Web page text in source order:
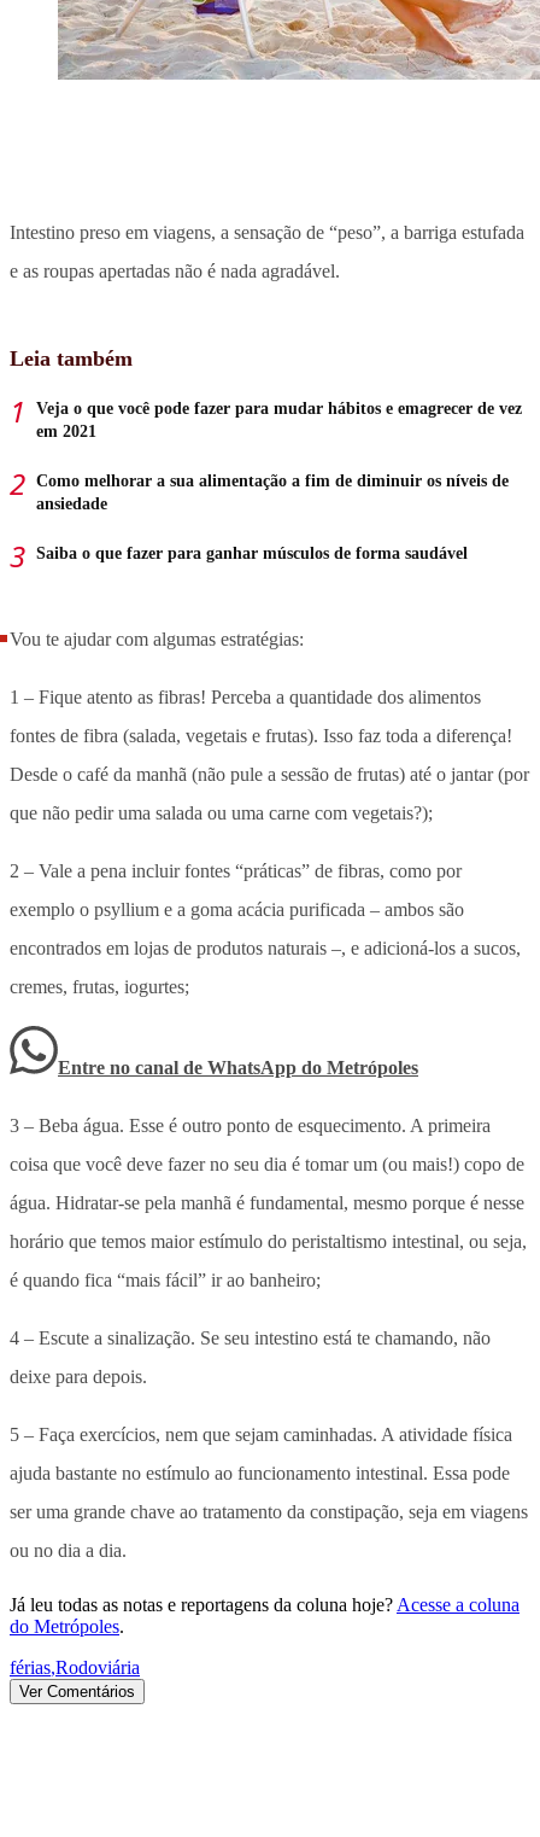
Intestino preso em viagens, a sensação de “peso”, a barriga estufada
e as roupas apertadas não é nada agradável.
Leia também
Veja o que você pode fazer para mudar hábitos e emagrecer de vez
em 2021
Como melhorar a sua alimentação a fim de diminuir os níveis de
ansiedade
Saiba o que fazer para ganhar músculos de forma saudável
Vou te ajudar com algumas estratégias:
1 – Fique atento as fibras! Perceba a quantidade dos alimentos
fontes de fibra (salada, vegetais e frutas). Isso faz toda a diferença!
Desde o café da manhã (não pule a sessão de frutas) até o jantar (por
que não pedir uma salada ou uma carne com vegetais?);
2 – Vale a pena incluir fontes “práticas” de fibras, como por
exemplo o psyllium e a goma acácia purificada – ambos são
encontrados em lojas de produtos naturais –, e adicioná-los a sucos,
cremes, frutas, iogurtes;
Entre no canal de WhatsApp do Metrópoles
3 – Beba água. Esse é outro ponto de esquecimento. A primeira
coisa que você deve fazer no seu dia é tomar um (ou mais!) copo de
água. Hidratar-se pela manhã é fundamental, mesmo porque é nesse
horário que temos maior estímulo do peristaltismo intestinal, ou seja,
é quando fica “mais fácil” ir ao banheiro;
4 – Escute a sinalização. Se seu intestino está te chamando, não
deixe para depois.
5 – Faça exercícios, nem que sejam caminhadas. A atividade física
ajuda bastante no estímulo ao funcionamento intestinal. Essa pode
ser uma grande chave ao tratamento da constipação, seja em viagens
ou no dia a dia.
Já leu todas as notas e reportagens da coluna hoje? Acesse a coluna
do Metrópoles.
férias,Rodoviária
Ver Comentários